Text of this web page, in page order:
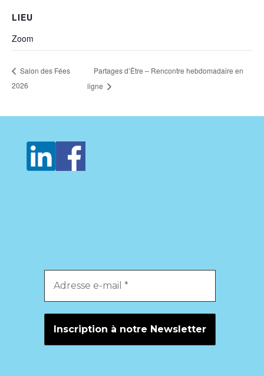
LIEU
Zoom
Salon des Fées
2026
Partages d’Être – Rencontre hebdomadaire en
ligne